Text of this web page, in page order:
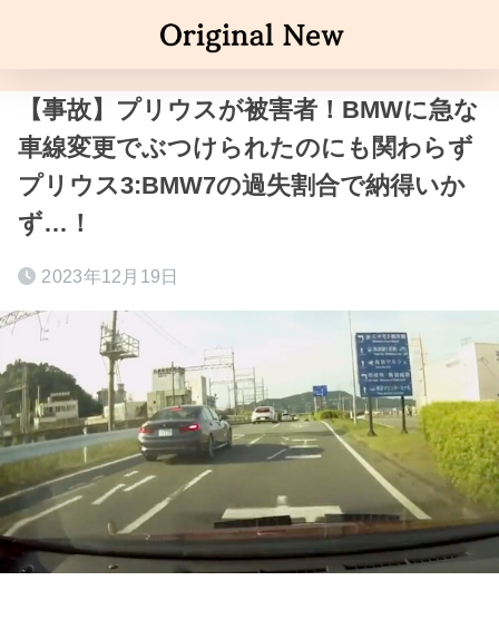
【事故】プリウスが被害者！BMWに急な
車線変更でぶつけられたのにも関わらず
プリウス3:BMW7の過失割合で納得いか
ず…！
2023年12月19日